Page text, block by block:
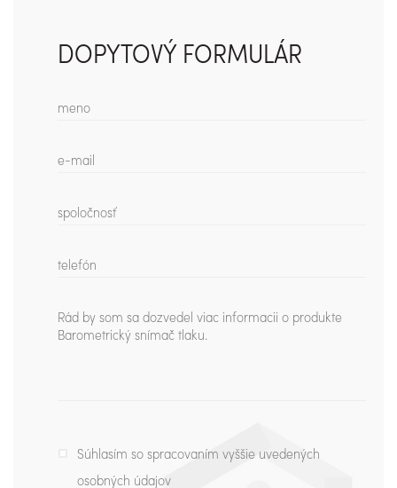
DOPYTOVÝ FORMULÁR
Súhlasím so spracovaním vyššie uvedených
osobných údajov